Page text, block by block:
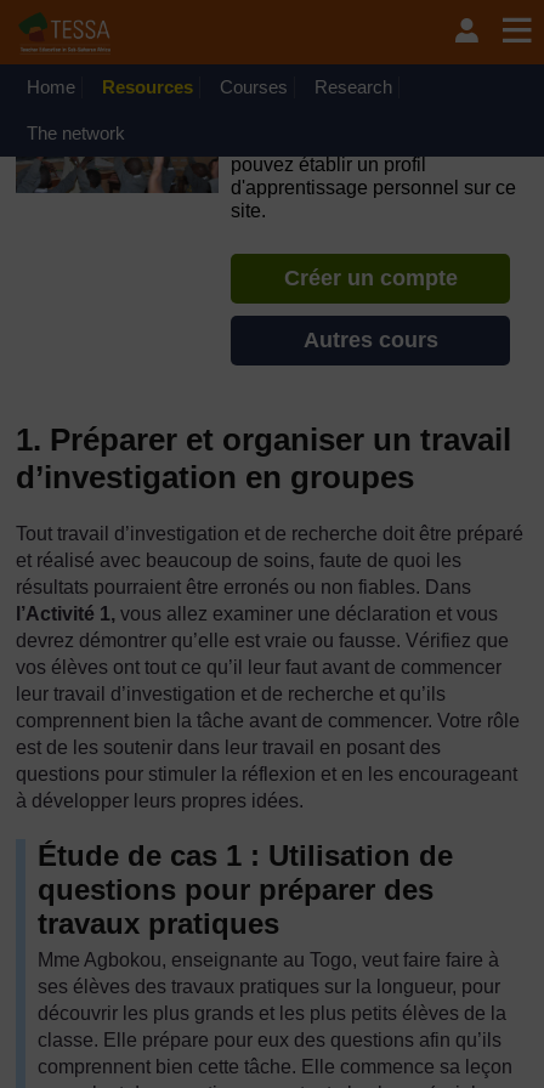
Passer au contenu principal
OpenLearn Create will be unavailable on Wednesday 12
August 2026 from 8am to 10.30am (GMT) due to routine
Home Resources Courses Research
The network
pouvez établir un profil
d'apprentissage personnel sur ce
site.
Créer un compte
Autres cours
1. Préparer et organiser un travail
d’investigation en groupes
Tout travail d’investigation et de recherche doit être préparé
et réalisé avec beaucoup de soins, faute de quoi les
résultats pourraient être erronés ou non fiables. Dans
l’Activité 1, vous allez examiner une déclaration et vous
devrez démontrer qu’elle est vraie ou fausse. Vérifiez que
vos élèves ont tout ce qu’il leur faut avant de commencer
leur travail d’investigation et de recherche et qu’ils
comprennent bien la tâche avant de commencer. Votre rôle
est de les soutenir dans leur travail en posant des
questions pour stimuler la réflexion et en les encourageant
à développer leurs propres idées.
Étude de cas 1 : Utilisation de
questions pour préparer des
travaux pratiques
Mme Agbokou, enseignante au Togo, veut faire faire à
ses élèves des travaux pratiques sur la longueur, pour
découvrir les plus grands et les plus petits élèves de la
classe. Elle prépare pour eux des questions afin qu’ils
comprennent bien cette tâche. Elle commence sa leçon